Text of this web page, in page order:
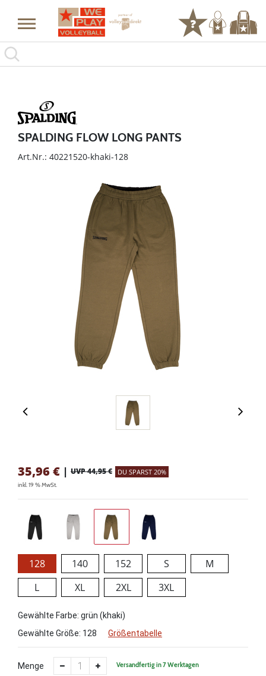
SPALDING FLOW LONG PANTS
Art.Nr.: 40221520-khaki-128
35,96 € | UVP 44,95 € DU SPARST 20%
inkl. 19 % MwSt.
128 140 152 S
M
L
XL 2XL 3XL
Gewählte Farbe: grün (khaki)
Gewählte Größe: 128 Größentabelle
Menge Versandfertig in 7 Werktagen